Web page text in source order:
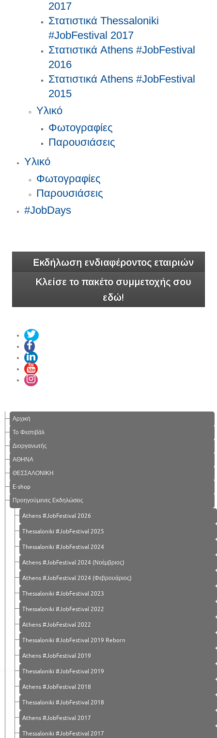
2017
Στατιστικά Thessaloniki
#JobFestival 2017
Στατιστικά Athens #JobFestival
2016
Στατιστικά Athens #JobFestival
2015
Υλικό
Φωτογραφίες
Παρουσιάσεις
Υλικό
Φωτογραφίες
Παρουσιάσεις
#JobDays
Εκδήλωση ενδιαφέροντος εταιριών
Κλείσε το πακέτο συμμετοχής σου
εδώ!
Αρχική
Το Φεστιβάλ
Διοργανωτής
ΑΘΗΝΑ
ΘΕΣΣΑΛΟΝΙΚΗ
E-shop
Προηγούμενες Εκδηλώσεις
Athens #JobFestival 2026
Thessaloniki #JobFestival 2025
Thessaloniki #JobFestival 2024
Athens #JobFestival 2024 (Νοέμβριος)
Athens #JobFestival 2024 (Φεβρουάριος)
Thessaloniki #JobFestival 2023
Thessaloniki #JobFestival 2022
Athens #JobFestival 2022
Thessaloniki #JobFestival 2019 Reborn
Athens #JobFestival 2019
Thessaloniki #JobFestival 2019
Athens #JobFestival 2018
Thessaloniki #JobFestival 2018
Athens #JobFestival 2017
Τhessaloniki #JobFestival 2017